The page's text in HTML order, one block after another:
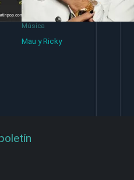
Música
Mau y Ricky